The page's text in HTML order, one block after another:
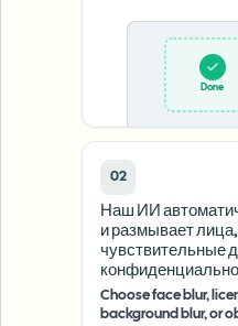
Done
02
Наш ИИ
и размывает
чувствительные
Choose face blur,
background blur, or